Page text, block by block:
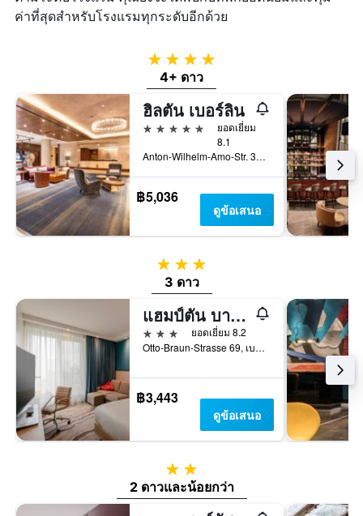
ค่าที่สุดสำหรับโรงแรมทุกระดับอีกด้วย
4 ดาว
4+ ดาว
ฮิลตัน เบอร์ลิน
5 ดาว
ยอดเยี่ยม
8.1
Anton-Wilhelm-Amo-Str. 30, เบอร์ลิน, เยอรมนี
฿5,036
ดูข้อเสนอ
3 ดาว
3 ดาว
แฮมป์ตัน บายฮิลตัน เบอร์ลินซิตี้เซ็นเตอร์ อเล็กซานเดอร์พลัทซ์
3 ดาว
ยอดเยี่ยม 8.2
Otto-Braun-Strasse 69, เบอร์ลิน, เยอรมนี
฿3,443
ดูข้อเสนอ
2 ดาว
2 ดาวและน้อยกว่า